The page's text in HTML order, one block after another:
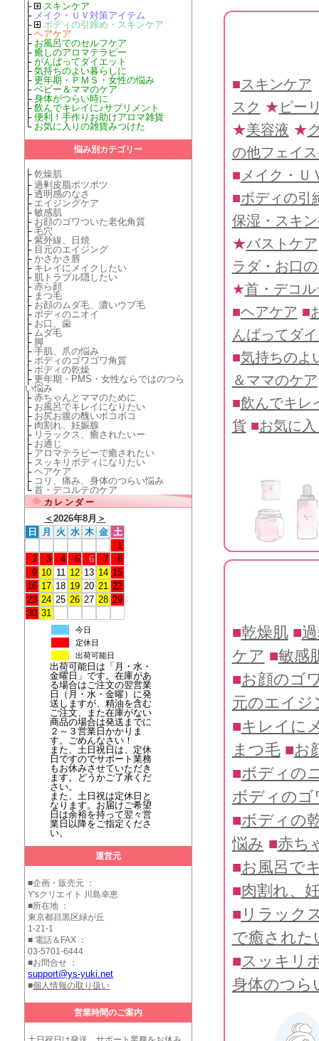
├
スキンケア
├ メイク・ＵＶ対策アイテム
├
ボディの引締め・スキンケア
├ ヘアケア
├ お風呂でのセルフケア
├ 癒しのアロマテラピー
├ がんばってダイエット
├ 気持ちのよい暮らしに
├ 更年期・ＰＭＳ・女性の悩み
├ ベビー＆ママのケア
├ 身体がつらい時に
├ 飲んでキレイに♪サプリメント
├ 便利！手作りお助けアロマ雑貨
└ お気に入りの雑貨みつけた
悩み別カテゴリー
├ 乾燥肌
├ 過剰皮脂ポツポツ
├ 透明感のなさ
├ エイジングケア
├ 敏感肌
├ お顔のゴワついた老化角質
├ 毛穴
├ 紫外線、日焼
├ 目元のエイジング
├ かさかさ唇
├ キレイにメイクしたい
├ 肌トラブル隠したい
├ 赤ら顔
├ まつ毛
├ お顔のムダ毛、濃いウブ毛
├ ボディのニオイ
├ お口、歯
├ ムダ毛
├ 脚
├ 手肌、爪の悩み
├ ボディのゴワゴワ角質
├ ボディの乾燥
├ 更年期・PMS・女性ならではのつら
い悩み
├ 赤ちゃんとママのために
├ お風呂でキレイになりたい
├ お尻お腹の醜いボコボコ
├ 肉割れ、妊娠腺
├ リラックス、癒されたいー
├ お通じ
├ アロマテラピーで癒されたい
├ スッキリボディになりたい
├ ヘアケア
├ コリ、痛み、身体のつらい悩み
└ 首・デコルテのケア
カレンダー
＜2026年8月 ＞
日
月 火 水 木 金 土
1
2
3 4 5 6 7
8
9 10 11 12 13 14 15
16 17 18 19 20 21 22
23 24 25 26 27 28 29
30 31
今日
定休日
出荷可能日
出荷可能日は「月・水・
金曜日」です。在庫があ
る場合はご注文の翌営業
日（月・水・金曜）に発
送しますが、精油を含む
ご注文、また在庫がない
商品の場合は発送までに
２～３営業日かかりま
す。ごめんなさい！
また、土日祝日は、定休
日ですのでサポート業務
もお休みさせていただき
ます。どうかご了承くだ
さい。
また、土日祝は定休日と
なります。お届けご希望
日は余裕を持って翌々営
業日以降をご指定くださ
い。
運営元
■企画・販売元 ：
Y'sクリエイト 川島幸恵
■所在地 ：
東京都目黒区緑が丘
1-21-1
■ 電話＆FAX ：
03-5701-6444
■お問合せ ：
support@ys-yuki.net
■個人情報の取り扱い
営業時間のご案内
■スキンケア
スク ★ピー
★美容液 ★
の他フェイ
■ メイク・Ｕ
■ボディの引
保湿・スキ
★バストケア
ラダ・お口
★首・デコ
■ヘアケア ■
んばってダ
■気持ちのよ
＆ママのケア
■飲んでキレ
貨■お気に
■乾燥肌■
ケア ■敏感
■お顔のゴ
元のエイジ
■キレイに
まつ毛■お
■ボディの
ボディのゴ
■ボディの
悩み ■赤ち
■お風呂で
■肉割れ、
■ リラック
で癒された
■スッキリ
身体のつら